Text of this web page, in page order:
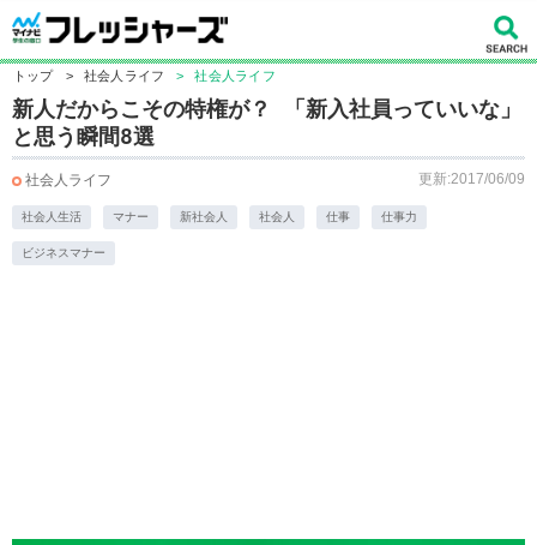
トップ > 社会人ライフ > 社会人ライフ
新人だからこその特権が？ 「新入社員っていいな」
と思う瞬間8選
社会人ライフ 更新:2017/06/09
社会人生活 マナー 新社会人 社会人 仕事 仕事力
ビジネスマナー